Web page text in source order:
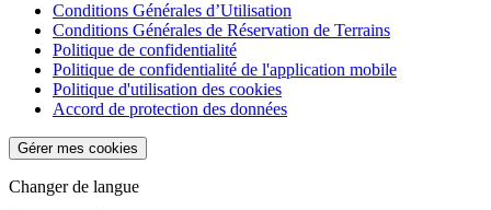
Conditions Générales d’Utilisation
Conditions Générales de Réservation de Terrains
Politique de confidentialité
Politique de confidentialité de l'application mobile
Politique d'utilisation des cookies
Accord de protection des données
Gérer mes cookies
Changer de langue